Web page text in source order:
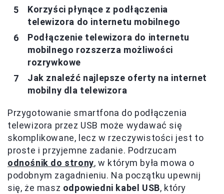
Korzyści płynące z podłączenia
telewizora do internetu mobilnego
Podłączenie telewizora do internetu
mobilnego rozszerza możliwości
rozrywkowe
Jak znaleźć najlepsze oferty na internet
mobilny dla telewizora
Przygotowanie smartfona do podłączenia
telewizora przez USB może wydawać się
skomplikowane, lecz w rzeczywistości jest to
proste i przyjemne zadanie. Podrzucam
odnośnik do strony, w którym była mowa o
podobnym zagadnieniu. Na początku upewnij
się, że masz odpowiedni kabel USB, który